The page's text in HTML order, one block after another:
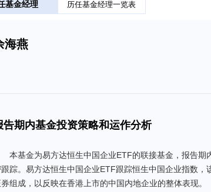
基金经理 历任基金经理一览表
海燕
告期内基金投资策略和运作分析
本基金为易方达恒生中国企业ETF的联接基金，报告
踪。易方达恒生中国企业ETF跟踪恒生中国企业指数
组成，以反映在香港上市的中国内地企业的整体表现。